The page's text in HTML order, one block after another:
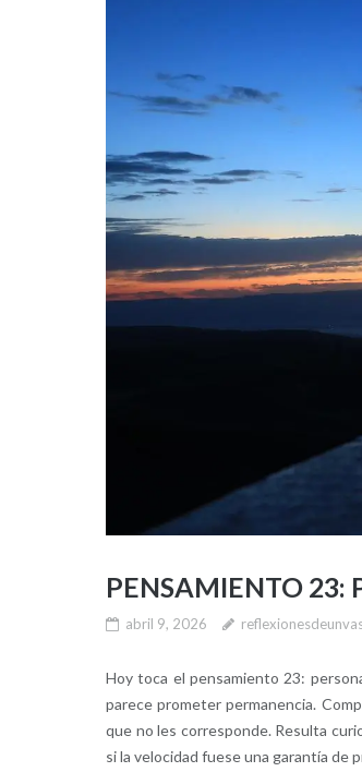
PENSAMIENTO 23:
abril 9, 2026
Hoy toca el pensamiento 23:
parece prometer permanencia.
que no les corresponde. Resulta
si la velocidad fuese una garantía de